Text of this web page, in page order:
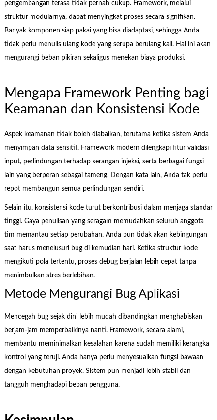
pengembangan terasa tidak pernah cukup. Framework, melalui
struktur modularnya, dapat menyingkat proses secara signifikan.
Banyak komponen siap pakai yang bisa diadaptasi, sehingga Anda
tidak perlu menulis ulang kode yang serupa berulang kali. Hal ini akan
mengurangi beban pikiran sekaligus menekan biaya produksi.
Mengapa Framework Penting bagi
Keamanan dan Konsistensi Kode
Aspek keamanan tidak boleh diabaikan, terutama ketika sistem Anda
menyimpan data sensitif. Framework modern dilengkapi fitur validasi
input, perlindungan terhadap serangan injeksi, serta berbagai fungsi
lain yang berperan sebagai tameng. Dengan kata lain, Anda tak perlu
repot membangun semua perlindungan sendiri.
Selain itu, konsistensi kode turut berkontribusi dalam menjaga standar
tinggi. Gaya penulisan yang seragam memudahkan seluruh anggota
tim memantau setiap perubahan. Anda pun tidak akan kebingungan
saat harus menelusuri bug di kemudian hari. Ketika struktur kode
mengikuti pola tertentu, proses debug berjalan lebih cepat tanpa
menimbulkan stres berlebihan.
Metode Mengurangi Bug Aplikasi
Mencegah bug sejak dini lebih mudah dibandingkan menghabiskan
berjam-jam memperbaikinya nanti. Framework, secara alami,
membantu meminimalkan kesalahan karena sudah memiliki kerangka
kontrol yang teruji. Anda hanya perlu menyesuaikan fungsi bawaan
dengan kebutuhan proyek. Sistem pun menjadi lebih stabil dan
tangguh menghadapi beban pengguna.